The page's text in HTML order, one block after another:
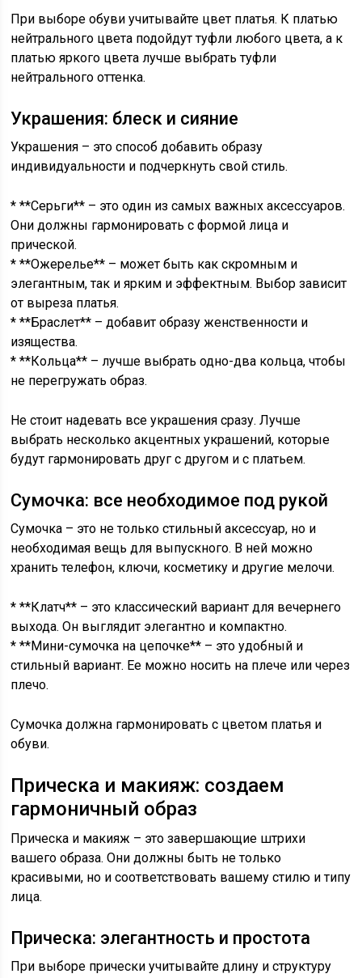
При выборе обуви учитывайте цвет платья. К платью
нейтрального цвета подойдут туфли любого цвета, а к
платью яркого цвета лучше выбрать туфли
нейтрального оттенка.
Украшения: блеск и сияние
Украшения – это способ добавить образу
индивидуальности и подчеркнуть свой стиль.
* **Серьги** – это один из самых важных аксессуаров.
Они должны гармонировать с формой лица и
прической.
* **Ожерелье** – может быть как скромным и
элегантным, так и ярким и эффектным. Выбор зависит
от выреза платья.
* **Браслет** – добавит образу женственности и
изящества.
* **Кольца** – лучше выбрать одно-два кольца, чтобы
не перегружать образ.
Не стоит надевать все украшения сразу. Лучше
выбрать несколько акцентных украшений, которые
будут гармонировать друг с другом и с платьем.
Сумочка: все необходимое под рукой
Сумочка – это не только стильный аксессуар, но и
необходимая вещь для выпускного. В ней можно
хранить телефон, ключи, косметику и другие мелочи.
* **Клатч** – это классический вариант для вечернего
выхода. Он выглядит элегантно и компактно.
* **Мини-сумочка на цепочке** – это удобный и
стильный вариант. Ее можно носить на плече или через
плечо.
Сумочка должна гармонировать с цветом платья и
обуви.
Прическа и макияж: создаем
гармоничный образ
Прическа и макияж – это завершающие штрихи
вашего образа. Они должны быть не только
красивыми, но и соответствовать вашему стилю и типу
лица.
Прическа: элегантность и простота
При выборе прически учитывайте длину и структуру